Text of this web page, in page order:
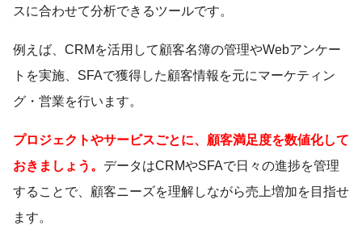
スに合わせて分析できるツールです。
例えば、CRMを活用して顧客名簿の管理やWebアンケー
トを実施、SFAで獲得した顧客情報を元にマーケティン
グ・営業を行います。
プロジェクトやサービスごとに、顧客満足度を数値化して
おきましょう。 データはCRMやSFAで日々の進捗を管理
することで、顧客ニーズを理解しながら売上増加を目指せ
ます。